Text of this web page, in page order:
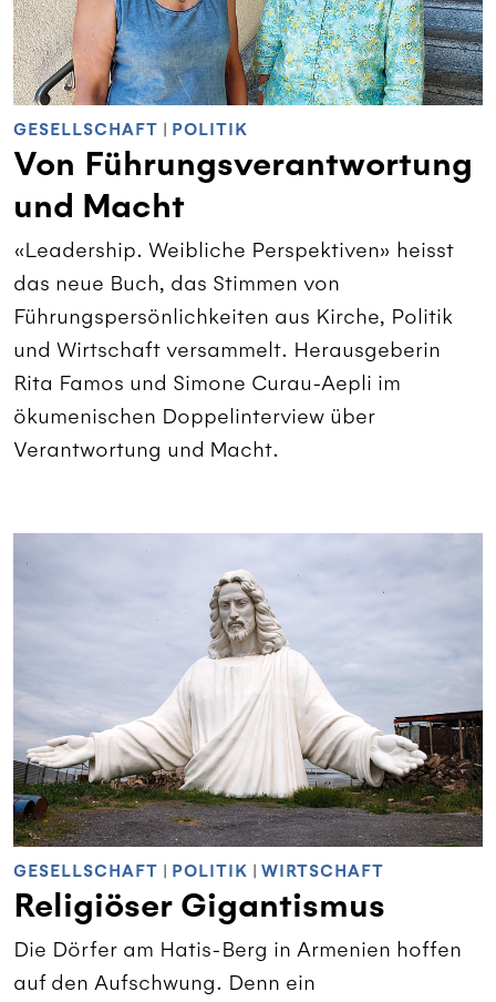
GESELLSCHAFT | POLITIK
Von Führungsverantwortung
und Macht
«Leadership. Weibliche Perspektiven» heisst
das neue Buch, das Stimmen von
Führungspersönlichkeiten aus Kirche, Politik
und Wirtschaft versammelt. Herausgeberin
Rita Famos und Simone Curau-Aepli im
ökumenischen Doppelinterview über
Verantwortung und Macht.
GESELLSCHAFT | POLITIK | WIRTSCHAFT
Religiöser Gigantismus
Die Dörfer am Hatis-Berg in Armenien hoffen
auf den Aufschwung. Denn ein